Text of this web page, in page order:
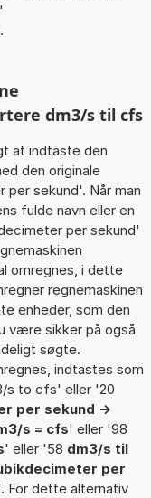
dm3/s til cfs
at indtaste den
den originale
per sekund'. Når man
fulde navn eller en
per sekund'
omregnes, i dette
regnemaskinen
enheder, som den
være sikker på også
søgte.
indtastes som
s to cfs' eller '20
per sekund ->
s = cfs' eller '98
' eller '58 dm3/s til
per
For dette alternativ